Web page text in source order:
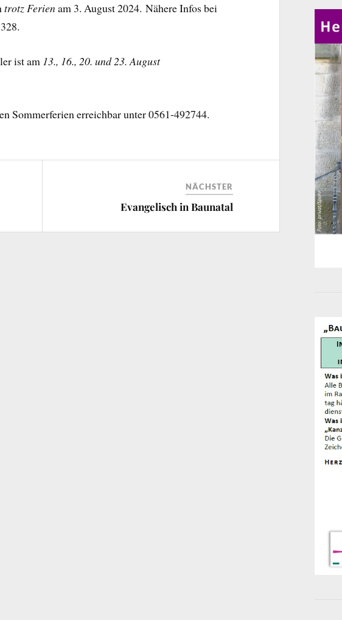
trotz Ferienam 3. August 2024. Nähere Infos bei
ist am 13., 16., 20. und 23. August
Sommerferien erreichbar unter 0561-492744.
NÄCHSTER
Evangelisch in Baunatal